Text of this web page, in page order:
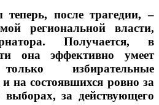
после трагедии, –
региональной власти,
Получается, в
она эффективно умеет
избирательные
на состоявшихся ровно за
за действующего